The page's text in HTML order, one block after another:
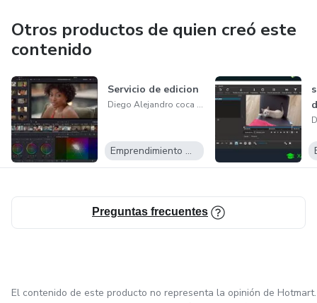
Otros productos de quien creó este
contenido
Servicio de edicion
Diego Alejandro coca lízite
Emprendimiento Digital
Preguntas frecuentes
El contenido de este producto no representa la opinión de Hotmart.